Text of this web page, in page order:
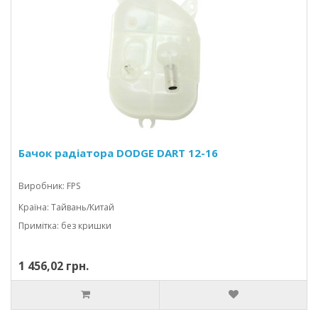
Бачок радіатора DODGE DART 12-16
Виробник: FPS
Країна: Тайвань/Китай
Примітка: без кришки
1 456,02 грн.